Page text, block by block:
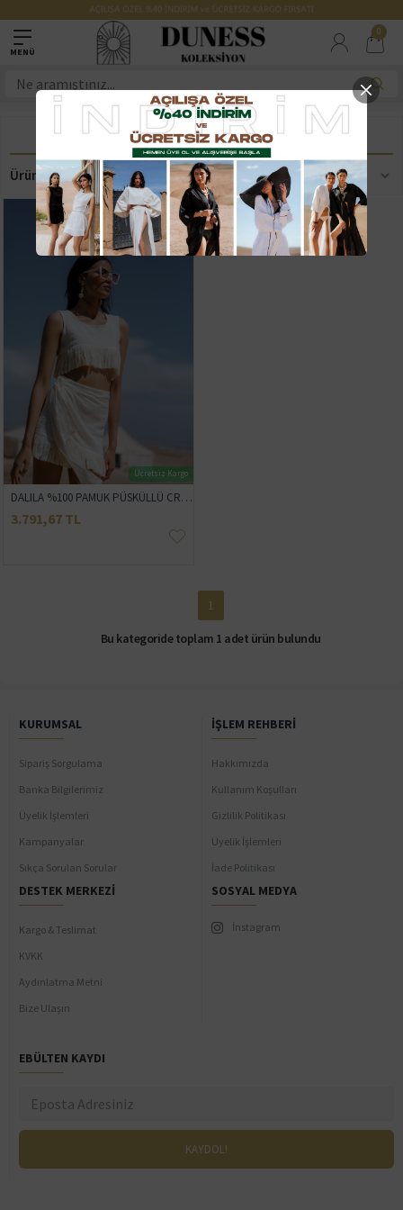
0
PÜSKÜLLÜ CROP VE ETEK TAKIM
Ürün Filtreleme
Ücretsiz Kargo
DALILA %100 PAMUK PÜSKÜLLÜ CROP VE ETEK TAKIM
3.791,67 TL
1
Bu kategoride toplam 1 adet ürün bulundu
KURUMSAL
Sipariş Sorgulama
Banka Bilgilerimiz
Üyelik İşlemleri
Kampanyalar
Sıkça Sorulan Sorular
İŞLEM REHBERI
Hakkımızda
Kullanım Koşulları
Gizlilik Politikası
Üyelik İşlemleri
İade Politikası
DESTEK MERKEZI
Kargo & Teslimat
KVKK
Aydınlatma Metni
Bize Ulaşın
SOSYAL MEDYA
İnstagram
EBÜLTEN KAYDI